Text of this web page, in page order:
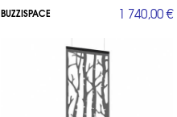
BUZZISPACE 1 740,00 €